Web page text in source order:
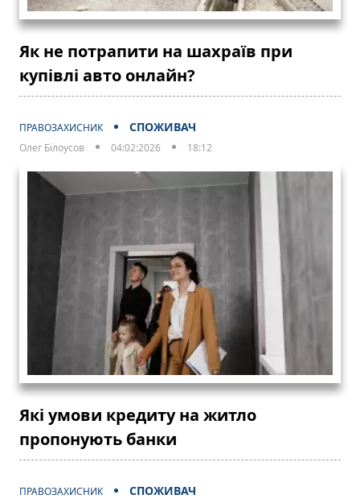
Як не потрапити на шахраїв при
купівлі авто онлайн?
ПРАВОЗАХИСНИК СПОЖИВАЧ
Олег Білоусов 04:02:2026 18:12
Які умови кредиту на житло
пропонують банки
ПРАВОЗАХИСНИК СПОЖИВАЧ